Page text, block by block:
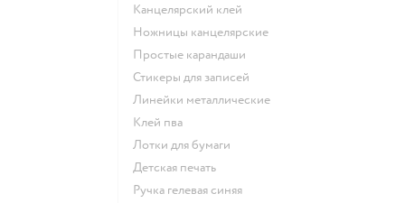
Канцелярский клей
Ножницы канцелярские
Простые карандаши
Стикеры для записей
Линейки металлические
Клей пва
Лотки для бумаги
Детская печать
Ручка гелевая синяя